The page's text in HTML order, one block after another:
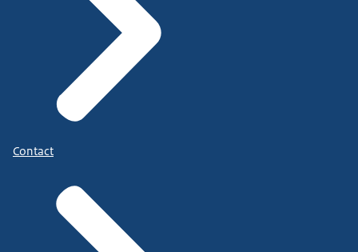
Contact